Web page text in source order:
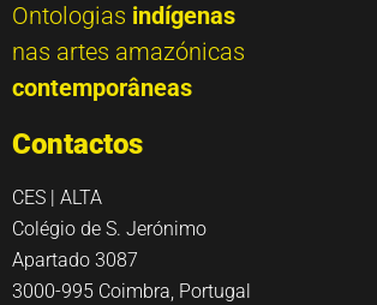
Ontologias indígenas
nas artes amazónicas
contemporâneas
Contactos
CES | ALTA
Colégio de S. Jerónimo
Apartado 3087
3000-995 Coimbra, Portugal